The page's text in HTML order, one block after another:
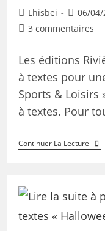
Lhisbei 06/04/
3 commentaires
Les éditions
à textes pour
Sports & Loisirs
à textes. Pour
Continuer La Lecture